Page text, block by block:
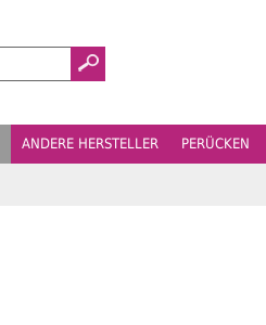
Suchen
ANDERE HERSTELLER PERÜCKEN